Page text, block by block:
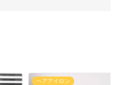
ヘアアイロン